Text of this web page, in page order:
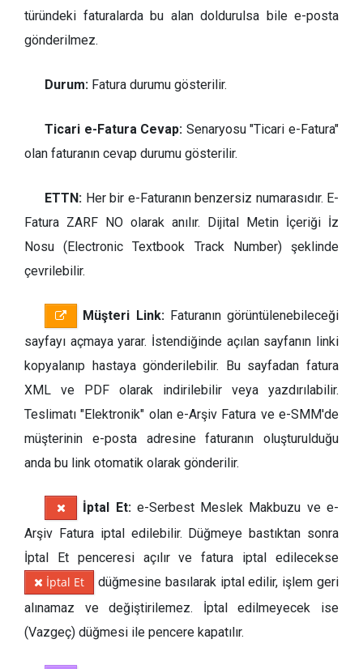
türündeki faturalarda bu alan doldurulsa bile e-posta
gönderilmez.
Durum: Fatura durumu gösterilir.
Ticari e-Fatura Cevap: Senaryosu "Ticari e-Fatura"
olan faturanın cevap durumu gösterilir.
ETTN: Her bir e-Faturanın benzersiz numarasıdır. E-
Fatura ZARF NO olarak anılır. Dijital Metin İçeriği İz
Nosu (Electronic Textbook Track Number) şeklinde
çevrilebilir.
Müşteri Link:Faturanın görüntülenebileceği
sayfayı açmaya yarar. İstendiğinde açılan sayfanın linki
kopyalanıp hastaya gönderilebilir. Bu sayfadan fatura
XML ve PDF olarak indirilebilir veya yazdırılabilir.
Teslimatı "Elektronik" olan e-Arşiv Fatura ve e-SMM'de
müşterinin e-posta adresine faturanın oluşturulduğu
anda bu link otomatik olarak gönderilir.
İptal Et:e-Serbest Meslek Makbuzu ve e-
Arşiv Fatura iptal edilebilir. Düğmeye bastıktan sonra
İptal Et penceresi açılır ve fatura iptal edilecekse
İptal Et
düğmesine basılarak iptal edilir, işlem geri
alınamaz ve değiştirilemez. İptal edilmeyecek ise
(Vazgeç) düğmesi ile pencere kapatılır.